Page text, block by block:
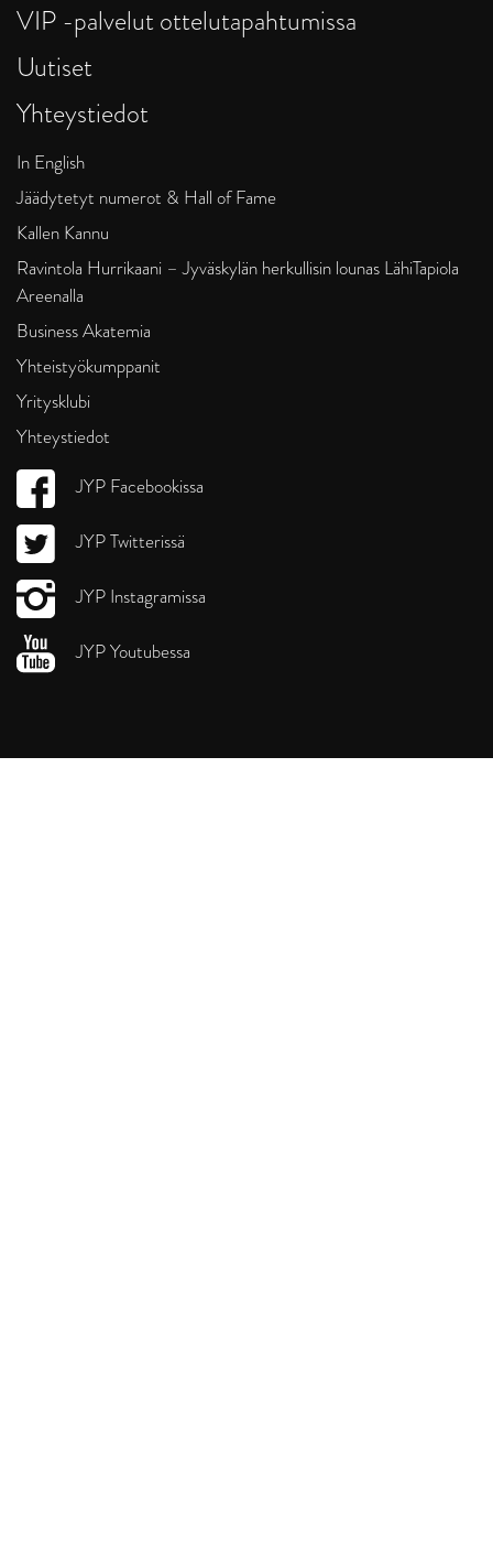
VIP -palvelut ottelutapahtumissa
Uutiset
Yhteystiedot
In English
Jäädytetyt numerot & Hall of Fame
Kallen Kannu
Ravintola Hurrikaani – Jyväskylän herkullisin lounas LähiTapiola
Areenalla
Business Akatemia
Yhteistyökumppanit
Yritysklubi
Yhteystiedot
JYP Facebookissa
JYP Twitterissä
JYP Instagramissa
JYP Youtubessa